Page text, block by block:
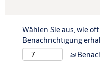
Wählen Sie aus, wie
Benachrichtigung